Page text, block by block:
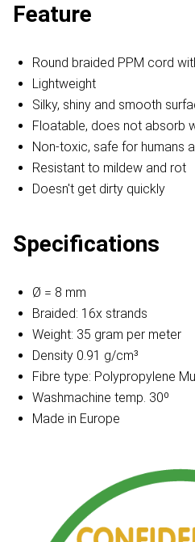
Feature
Round braided PPM cord
Lightweight
Silky, shiny and smooth
Floatable, does not absorb
Non-toxic, safe for humans
Resistant to mildew and rot
Doesn't get dirty quickly
Specifications
Ø = 8 mm
Braided: 16x strands
Weight: 35 gram per meter
Density 0.91 g/cm³
Fibre type: Polypropylene
Washmachine temp. 30º
Made in Europe